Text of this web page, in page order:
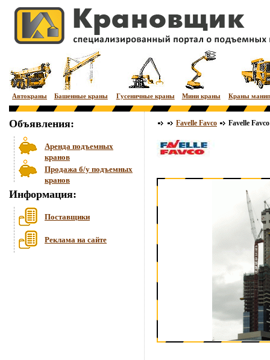
Автокраны Башенные краны Гусеничные краны Мини краны Краны
Объявления:
Аренда подъемных
кранов
Продажа б/у подъемных
кранов
Информация:
Поставщики
Реклама на сайте
Favelle Favco Favelle